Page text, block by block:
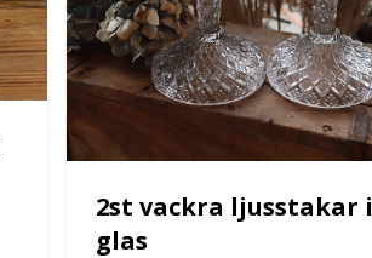
2st vackra ljusstakar i
glas